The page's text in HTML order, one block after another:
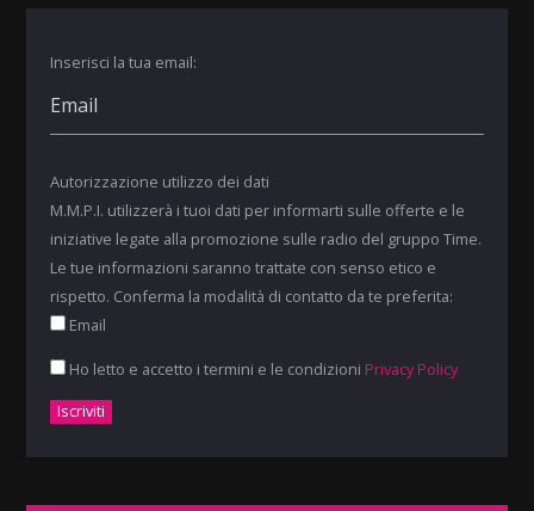
Inserisci la tua email:
Autorizzazione utilizzo dei dati
M.M.P.I. utilizzerà i tuoi dati per informarti sulle offerte e le
iniziative legate alla promozione sulle radio del gruppo Time.
Le tue informazioni saranno trattate con senso etico e
rispetto. Conferma la modalità di contatto da te preferita:
Email
Ho letto e accetto i termini e le condizioni Privacy Policy